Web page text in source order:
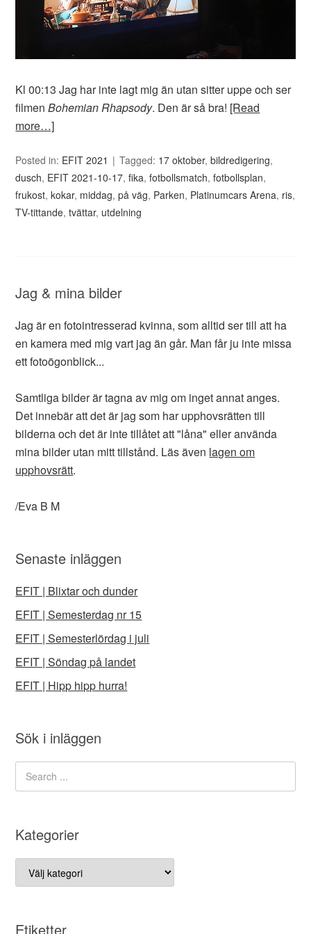
Kl 00:13 Jag har inte lagt mig än utan sitter uppe och ser
filmenBohemian Rhapsody. Den är så bra! [Read
more…]
Posted in: EFIT 2021 Tagged: 17 oktober,bildredigering,
dusch, EFIT 2021-10-17,fika,fotbollsmatch,fotbollsplan,
frukost,kokar, middag,på väg, Parken, Platinumcars Arena, ris,
TV-tittande,tvättar, utdelning
Jag & mina bilder
Jag är en fotointresserad kvinna, som alltid ser till att ha
en kamera med mig vart jag än går. Man får ju inte missa
ett fotoögonblick...
Samtliga bilder är tagna av mig om inget annat anges.
Det innebär att det är jag som har upphovsrätten till
bilderna och det är inte tillåtet att "låna" eller använda
mina bilder utan mitt tillstånd. Läs även lagen om
upphovsrätt.
/Eva B M
Senaste inläggen
EFIT | Blixtar och dunder
EFIT | Semesterdag nr 15
EFIT | Semesterlördag i juli
EFIT | Söndag på landet
EFIT | Hipp hipp hurra!
Sök i inläggen
Kategorier
Kategorier
Etiketter